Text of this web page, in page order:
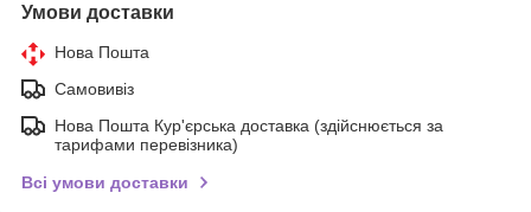
Умови доставки
Нова Пошта
Самовивіз
Нова Пошта Кур'єрська доставка (здійснюється за
тарифами перевізника)
Всі умови доставки